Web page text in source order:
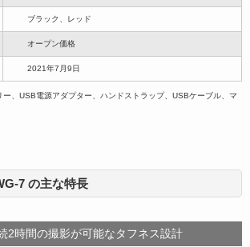
ブラック、レッド
オープン価格
2021年7月9日
、USB電源アダプター、ハンドストラップ、USBケーブル、マ
7 の主な特長
2時間の撮影が可能なタフネス設計